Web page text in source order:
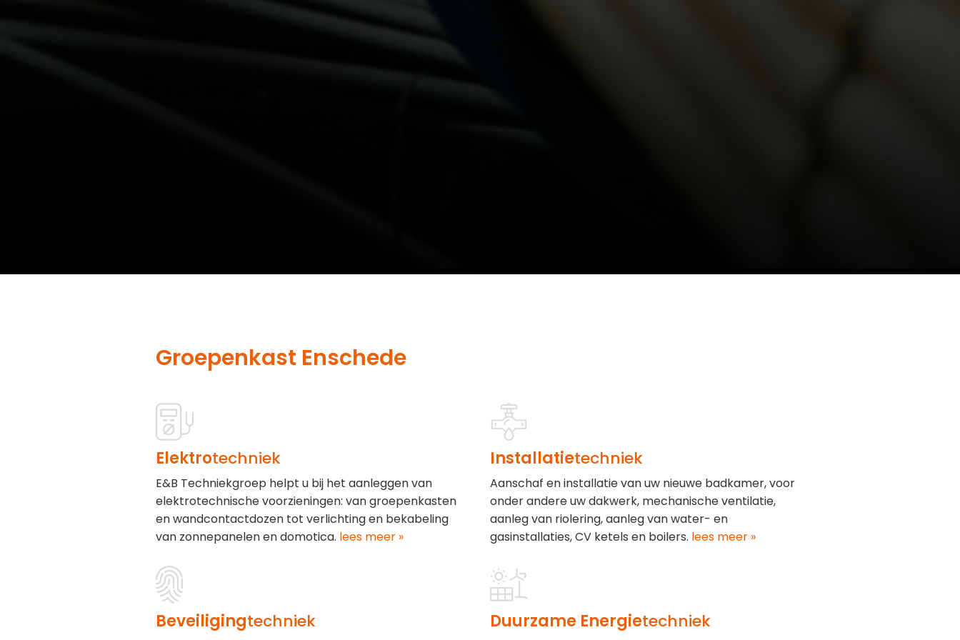
Groepenkast Enschede
Elektrotechniek
E&B Techniekgroep helpt u bij het aanleggen van
elektrotechnische voorzieningen: van groepenkasten
en wandcontactdozen tot verlichting en bekabeling
van zonnepanelen en domotica. lees meer »
Installatietechniek
Aanschaf en installatie van uw nieuwe badkamer, voor
onder andere uw dakwerk, mechanische ventilatie,
aanleg van riolering, aanleg van water- en
gasinstallaties, CV ketels en boilers. lees meer »
Beveiligingtechniek Duurzame Energietechniek